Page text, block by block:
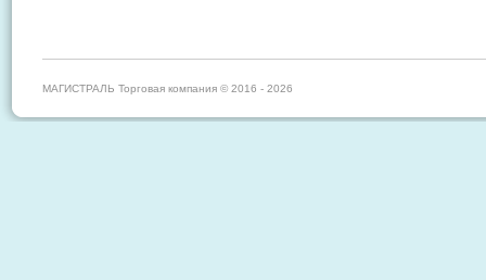
МАГИСТРАЛЬ Торговая компания © 2016 - 2026